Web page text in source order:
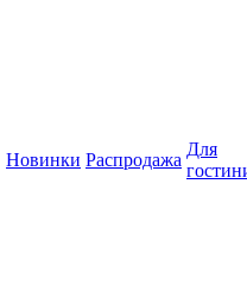
Новинки Распродажа
Для